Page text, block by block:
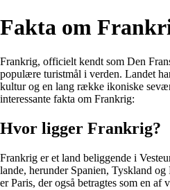
Fakta om
Frankrig, officielt kendt som Den
populære turistmål i verden. Landet
kultur og en lang række ikoniske
interessante fakta om Frankrig:
Hvor ligger Frankrig?
Frankrig er et land beliggende i
lande, herunder Spanien, Tyskland
er Paris, der også betragtes som en af